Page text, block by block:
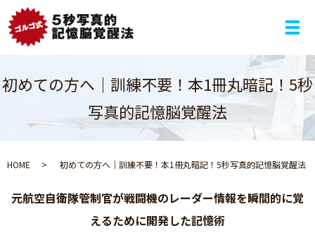
メ
初めての方へ｜訓練不要！本1冊丸暗記！5秒
写真的記憶脳覚醒法
HOME 初めての方へ｜訓練不要！本1冊丸暗記！5秒写真的記憶脳覚醒法
元航空自衛隊管制官が戦闘機のレーダー情報を瞬間的に覚
えるために開発した記憶術